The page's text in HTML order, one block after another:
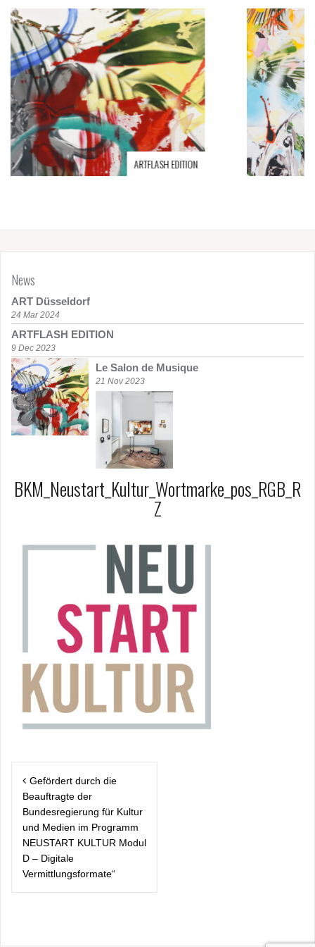
EDITION
News
ART Düsseldorf
24 Mar 2024
ARTFLASH EDITION
9 Dec 2023
Le Salon de Musique
21 Nov 2023
BKM_Neustart_Kultur_Wortmarke_pos_RGB_R
Z
Post
navigation
Gefördert durch die
Beauftragte der
Bundesregierung für Kultur
und Medien im Programm
NEUSTART KULTUR Modul
D – Digitale
Vermittlungsformate“